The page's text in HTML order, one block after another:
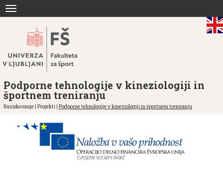
navigation
Podporne tehnologije v kineziologiji in
športnem treniranju
Raziskovanje | Projekti | Podporne tehnologije v kineziologiji in športnem treniranju